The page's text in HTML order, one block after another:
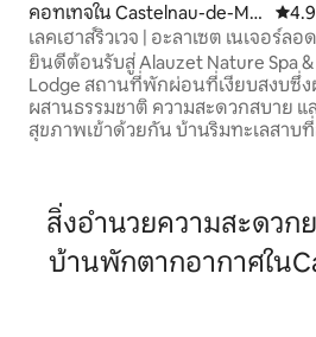
คอทเทจใน Castelnau-de-Ma
ndailles
คะแ
เลคเฮาส์ริวเวจ | อะลาเซต เนเจอร์ลอ
แอนด์สปา
ยินดีต้อนรับสู่ Alauzet Nature Spa &
Lodge สถานที่พักผ่อนที่เงียบสงบซึ่ง
ผสานธรรมชาติ ความสะดวกสบาย แ
สุขภาพเข้าด้วยกัน บ้านริมทะเลสาบที่
สะดวกสบายทันสมัย เพื่อสร้างสถาน
ผ่อนที่ไม่เหมือนใคร ผ่อนคลายในห้อ
น่าที่ใช้ฟืน อาบน้ำใต้ดวงดาวในอ่างน้
ที่ใช้ฟืนและกว้างขวางของเรา และสา
สิ่งอำนวยความสะดว
บ้านพักตากอากาศใน